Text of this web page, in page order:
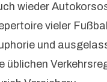
wieder
vieler
und
üblichen